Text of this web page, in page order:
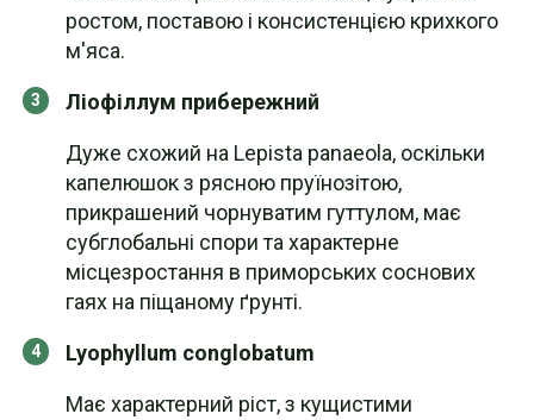
ростом, поставою і консистенцією крихкого
м'яса.
Ліофіллум прибережний
Дуже схожий на Lepista panaeola, оскільки
капелюшок з рясною пруїнозітою,
прикрашений чорнуватим гуттулом, має
субглобальні спори та характерне
місцезростання в приморських соснових
гаях на піщаному ґрунті.
Lyophyllum conglobatum
Має характерний ріст, з кущистими